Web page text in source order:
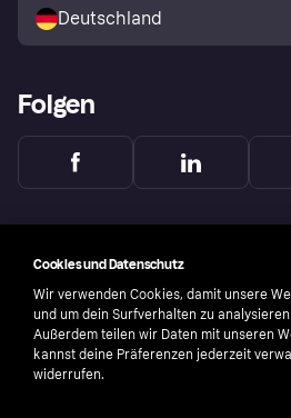
Käuferschutzrichtlinie
Deutschland
Folgen
Cookies und Datenschutz
Wir verwenden Cookies, damit unsere
und um dein Surfverhalten zu
Außerdem teilen wir Daten mit unseren
kannst deine Präferenzen jederzeit
widerrufen.